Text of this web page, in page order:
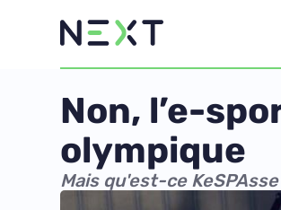
Non, l’e-
olympique
Mais qu'est-ce KeSPAsse